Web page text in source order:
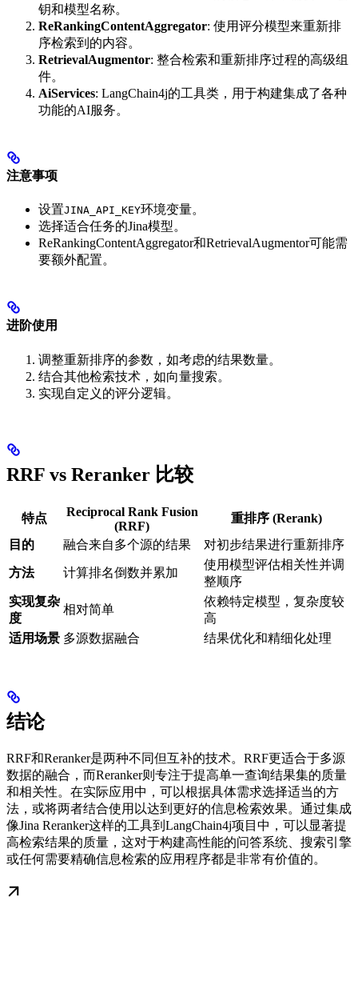
钥和模型名称。
ReRankingContentAggregator: 使用评分模型来重新排
序检索到的内容。
RetrievalAugmentor: 整合检索和重新排序过程的高级组
件。
AiServices: LangChain4j的工具类，用于构建集成了各种
功能的AI服务。
注意事项
设置JINA_API_KEY环境变量。
选择适合任务的Jina模型。
ReRankingContentAggregator和RetrievalAugmentor可能需
要额外配置。
进阶使用
调整重新排序的参数，如考虑的结果数量。
结合其他检索技术，如向量搜索。
实现自定义的评分逻辑。
RRF vs Reranker 比较
特点
Reciprocal Rank Fusion
(RRF)
重排序 (Rerank)
目的
融合来自多个源的结果 对初步结果进行重新排序
方法 计算排名倒数并累加
使用模型评估相关性并调
整顺序
实现复杂
度
相对简单
依赖特定模型，复杂度较
高
适用场景 多源数据融合 结果优化和精细化处理
结论
RRF和Reranker是两种不同但互补的技术。RRF更适合于多源
数据的融合，而Reranker则专注于提高单一查询结果集的质量
和相关性。在实际应用中，可以根据具体需求选择适当的方
法，或将两者结合使用以达到更好的信息检索效果。通过集成
像Jina Reranker这样的工具到LangChain4j项目中，可以显著提
高检索结果的质量，这对于构建高性能的问答系统、搜索引擎
或任何需要精确信息检索的应用程序都是非常有价值的。